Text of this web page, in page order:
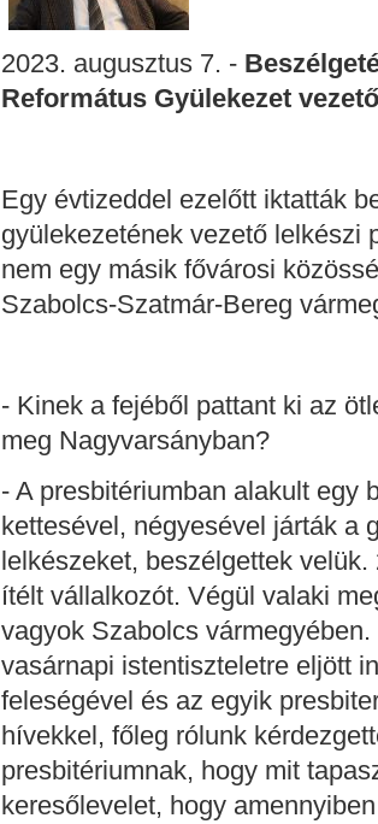
2023. augusztus 7. -
Református Gyülekezet
Egy évtizeddel ezelőtt iktatták
gyülekezetének vezető lelkészi
nem egy másik fővárosi
Szabolcs-Szatmár-Bereg
- Kinek a fejéből pattant ki az
meg Nagyvarsányban?
- A presbitériumban alakult egy
kettesével, négyesével járták a
lelkészeket, beszélgettek
ítélt vállalkozót. Végül valaki
vagyok Szabolcs
vasárnapi istentiszteletre eljött
feleségével és az egyik
hívekkel, főleg rólunk
presbitériumnak, hogy mit
keresőlevelet, hogy